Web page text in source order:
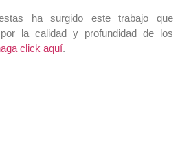
ha surgido este trabajo que
la calidad y profundidad de los
click aquí.